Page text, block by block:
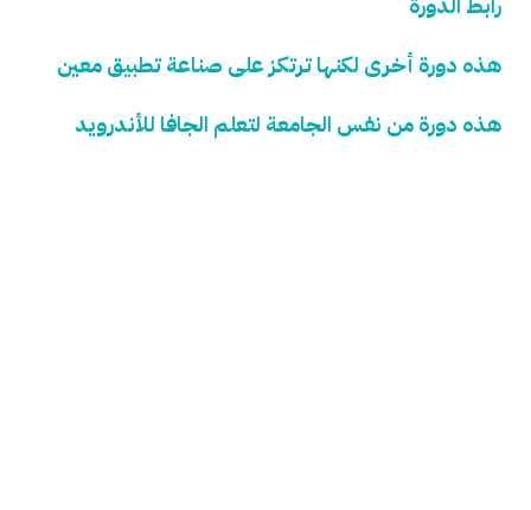
هذه دورة أخرى لكنها ترتكز على صناعة تطبيق معين
هذه دورة من نفس الجامعة لتعلم الجافا للأندرويد